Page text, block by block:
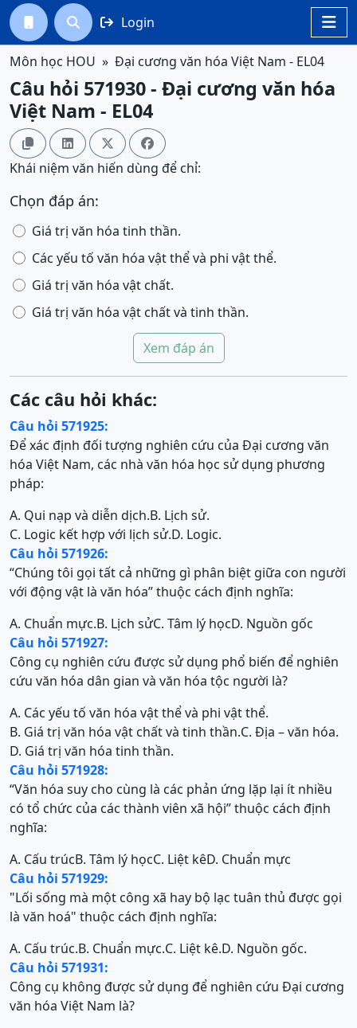

  Login
Môn học HOU Đại cương văn hóa Việt Nam - EL04
Câu hỏi 571930 - Đại cương văn hóa
Việt Nam - EL04
   
Khái niệm văn hiến dùng để chỉ:
Chọn đáp án:
Giá trị văn hóa tinh thần.
Các yếu tố văn hóa vật thể và phi vật thể.
Giá trị văn hóa vật chất.
Giá trị văn hóa vật chất và tinh thần.
Xem đáp án
Các câu hỏi khác:
Câu hỏi 571925:
Để xác định đối tượng nghiên cứu của Đại cương văn
hóa Việt Nam, các nhà văn hóa học sử dụng phương
pháp:
A. Qui nạp và diễn dịch.B. Lịch sử.
C. Logic kết hợp với lịch sử.D. Logic.
Câu hỏi 571926:
“Chúng tôi gọi tất cả những gì phân biệt giữa con người
với động vật là văn hóa” thuộc cách định nghĩa:
A. Chuẩn mực.B. Lịch sửC. Tâm lý họcD. Nguồn gốc
Câu hỏi 571927:
Công cụ nghiên cứu được sử dụng phổ biến để nghiên
cứu văn hóa dân gian và văn hóa tộc người là?
A. Các yếu tố văn hóa vật thể và phi vật thể.
B. Giá trị văn hóa vật chất và tinh thần.C. Địa – văn hóa.
D. Giá trị văn hóa tinh thần.
Câu hỏi 571928:
“Văn hóa suy cho cùng là các phản ứng lặp lại ít nhiều
có tổ chức của các thành viên xã hội” thuộc cách định
nghĩa:
A. Cấu trúcB. Tâm lý họcC. Liệt kêD. Chuẩn mực
Câu hỏi 571929:
"Lối sống mà một công xã hay bộ lạc tuân thủ được gọi
là văn hoá" thuộc cách định nghĩa:
A. Cấu trúc.B. Chuẩn mực.C. Liệt kê.D. Nguồn gốc.
Câu hỏi 571931:
Công cụ không được sử dụng để nghiên cứu Đại cương
văn hóa Việt Nam là?